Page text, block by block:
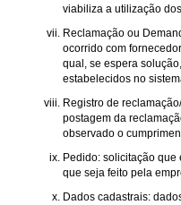
viabiliza a utilização
Reclamação ou
ocorrido com
qual, se espera
estabelecidos no
Registro de
postagem da
observado o
Pedido: solicitação
que seja feito pela
Dados cadastrais: